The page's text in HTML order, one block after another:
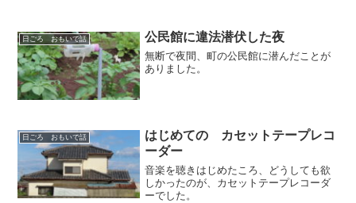
日ごろ おもいで話 公民館に違法潜伏した夜
無断で夜間、町の公民館に潜んだことが
ありました。
日ごろ おもいで話
はじめての カセットテープレコ
ーダー
音楽を聴きはじめたころ、どうしても欲
しかったのが、カセットテープレコーダ
ーでした。